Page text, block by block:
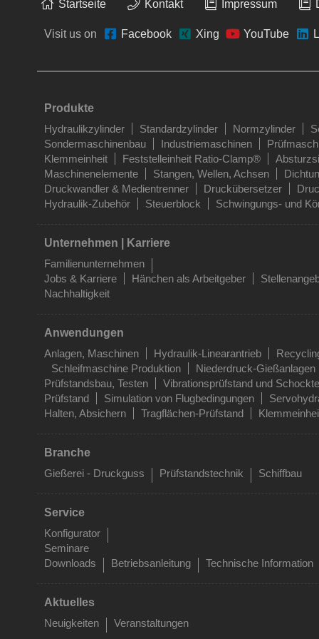
Startseite Kontakt Impressum
Visit us on Facebook Xing YouTube
Produkte
Hydraulikzylinder
Standardzylinder Normzylinder
Sondermaschinenbau
Industriemaschinen
Klemmeinheit
Feststelleinheit Ratio-Clamp®
Maschinenelemente
Stangen, Wellen, Achsen
Druckwandler & Medientrenner
Druckübersetzer
Hydraulik-Zubehör
Steuerblock Schwingungs- und
Unternehmen | Karriere
Familienunternehmen
Jobs & Karriere
Hänchen als Arbeitgeber
Nachhaltigkeit
Anwendungen
Anlagen, Maschinen
Hydraulik-Linearantrieb
Schleifmaschine Produktion
Niederdruck-Gießanlagen
Prüfstandsbau, Testen
Vibrationsprüfstand und
Prüfstand
Simulation von Flugbedingungen
Halten, Absichern
Tragflächen-Prüfstand
Branche
Gießerei - Druckguss
Prüfstandstechnik Schiffbau
Service
Konfigurator
Seminare
Downloads
Betriebsanleitung Technische Information
Aktuelles
Neuigkeiten
Veranstaltungen